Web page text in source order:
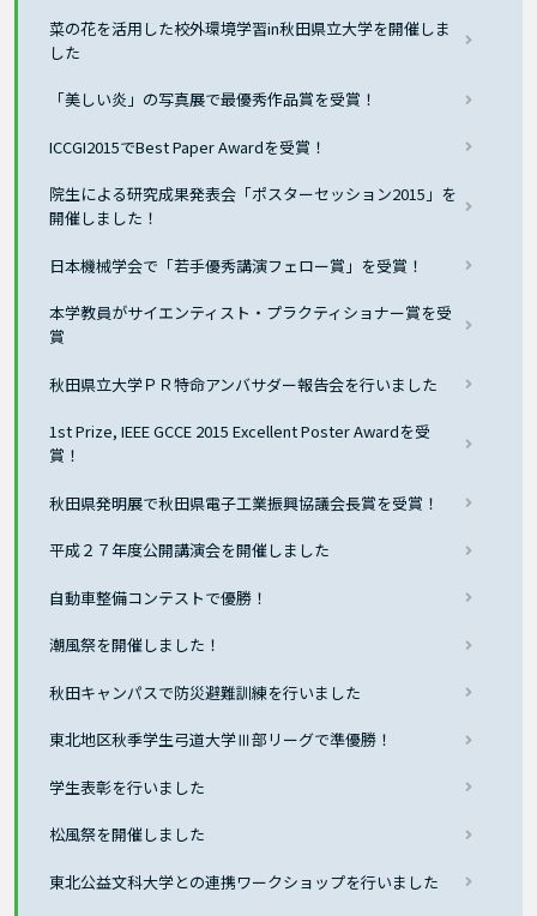
菜の花を活用した校外環境学習in秋田県立大学を開催しま
した
「美しい炎」の写真展で最優秀作品賞を受賞！
ICCGI2015でBest Paper Awardを受賞！
院生による研究成果発表会「ポスターセッション2015」を
開催しました！
日本機械学会で「若手優秀講演フェロー賞」を受賞！
本学教員がサイエンティスト・プラクティショナー賞を受
賞
秋田県立大学ＰＲ特命アンバサダー報告会を行いました
1st Prize, IEEE GCCE 2015 Excellent Poster Awardを受
賞！
秋田県発明展で秋田県電子工業振興協議会長賞を受賞！
平成２７年度公開講演会を開催しました
自動車整備コンテストで優勝！
潮風祭を開催しました！
秋田キャンパスで防災避難訓練を行いました
東北地区秋季学生弓道大学Ⅲ部リーグで準優勝！
学生表彰を行いました
松風祭を開催しました
東北公益文科大学との連携ワークショップを行いました